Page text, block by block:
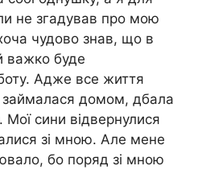
не згадував про мою
чудово знав, що в
важко буде
Адже все життя
домом, дбала
Мої сини відвернулися
зі мною. Але мене
бо поряд зі мною